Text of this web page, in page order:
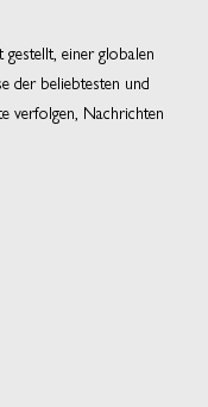
einer globalen
der beliebtesten und
verfolgen, Nachrichten